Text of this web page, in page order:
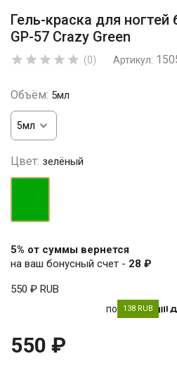
Гель-краска для ногтей
GP-57 Crazy Green
     (0) Артикул:
Объём: 5мл
Цвет: зелёный
5% от суммы вернется
на ваш бонусный счет - 28 ₽
550 ₽ RUB
по 138 RUB
550 ₽